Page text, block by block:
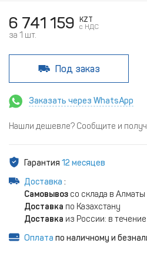
6 741 159
KZT
c НДС
за 1 шт.
Под заказ
Заказать через WhatsApp
Нашли дешевле? Сообщите и
Гарантия 12 месяцев
Доставка :
Самовывоз со склада в Алматы
Доставка по Казахстану
Доставка из России: в
Оплата по наличному и